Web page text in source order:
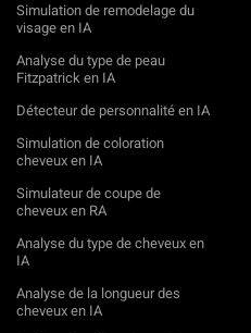
Simulation de remodelage du
visage en IA
Analyse du type de peau
Fitzpatrick en IA
Détecteur de personnalité en IA
Simulation de coloration
cheveux en IA
Simulateur de coupe de
cheveux en RA
Analyse du type de cheveux en
IA
Analyse de la longueur des
cheveux en IA